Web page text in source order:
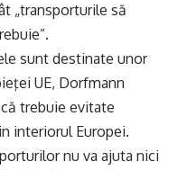
„transporturile să
sunt destinate unor
UE, Dorfmann
trebuie evitate
interiorul Europei.
nu va ajuta nici